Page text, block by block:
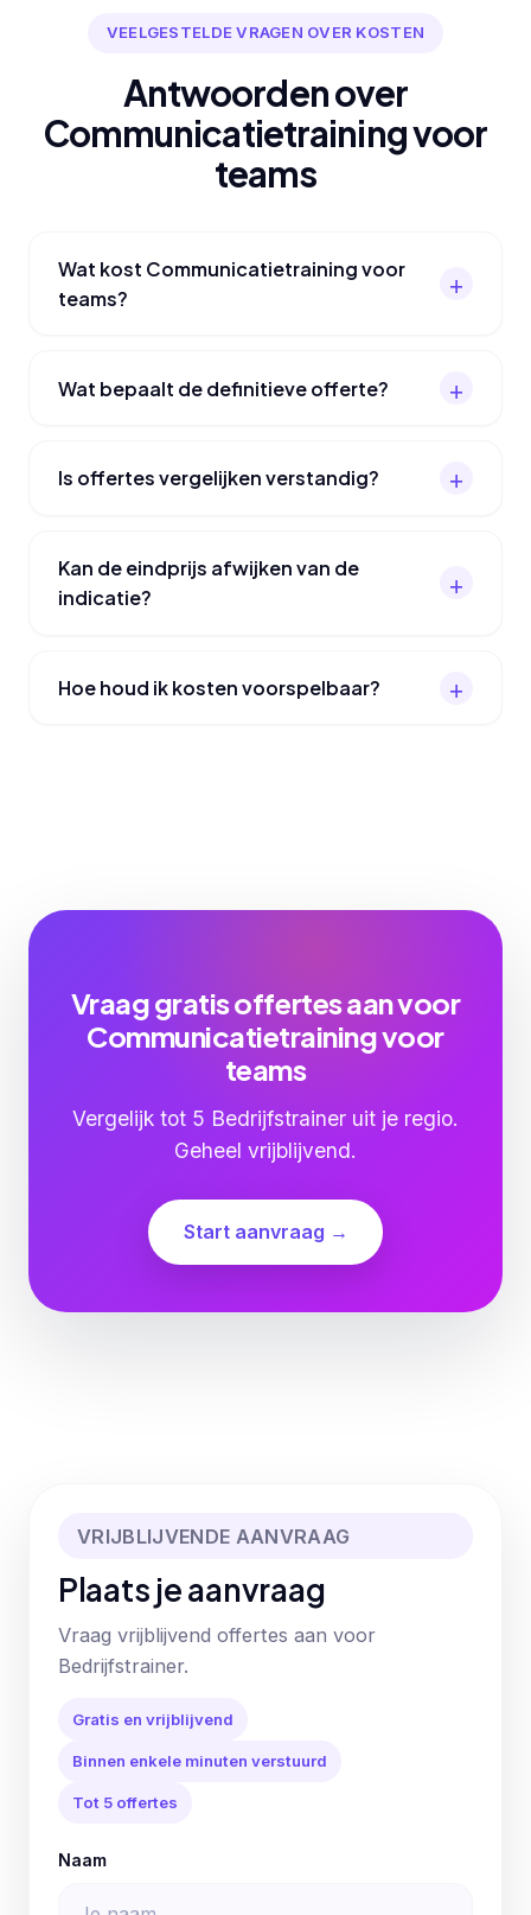
VEELGESTELDE VRAGEN OVER KOSTEN
Antwoorden over
Communicatietraining voor
teams
Wat kost Communicatietraining voor
teams?
Wat bepaalt de definitieve offerte?
Is offertes vergelijken verstandig?
Kan de eindprijs afwijken van de
indicatie?
Hoe houd ik kosten voorspelbaar?
Vraag gratis offertes aan voor
Communicatietraining voor
teams
Vergelijk tot 5 Bedrijfstrainer uit je regio.
Geheel vrijblijvend.
Start aanvraag →
VRIJBLIJVENDE AANVRAAG
Plaats je aanvraag
Vraag vrijblijvend offertes aan voor
Bedrijfstrainer.
Gratis en vrijblijvend
Binnen enkele minuten verstuurd
Tot 5 offertes
Naam